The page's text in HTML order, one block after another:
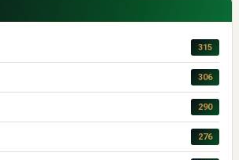
315
306
290
276